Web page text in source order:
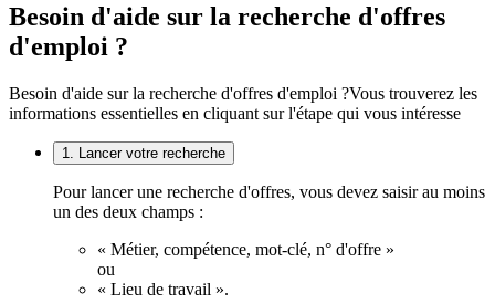
Besoin d'aide sur la recherche d'offres
d'emploi ?
Besoin d'aide sur la recherche d'offres d'emploi ?Vous trouverez les
informations essentielles en cliquant sur l'étape qui vous intéresse
1. Lancer votre recherche
Pour lancer une recherche d'offres, vous devez saisir au moins
un des deux champs :
« Métier, compétence, mot-clé, n° d'offre »
ou
« Lieu de travail ».